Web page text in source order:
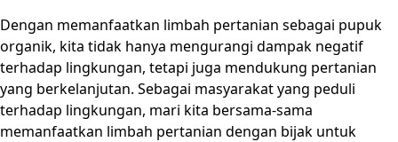
Dengan memanfaatkan limbah pertanian sebagai pupuk
organik, kita tidak hanya mengurangi dampak negatif
terhadap lingkungan, tetapi juga mendukung pertanian
yang berkelanjutan. Sebagai masyarakat yang peduli
terhadap lingkungan, mari kita bersama-sama
memanfaatkan limbah pertanian dengan bijak untuk